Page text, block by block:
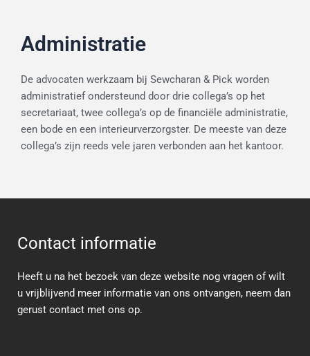
Administratie
De advocaten werkzaam bij Sewcharan & Pick worden
administratief ondersteund door drie collega’s op het
secretariaat, twee collega’s op de financiële administratie,
een bode en een interieurverzorgster. De meeste van deze
collega’s zijn reeds vele jaren verbonden aan het kantoor.
Contact informatie
Heeft u na het bezoek van deze website nog vragen of wilt
u vrijblijvend meer informatie van ons ontvangen, neem dan
gerust contact met ons op.